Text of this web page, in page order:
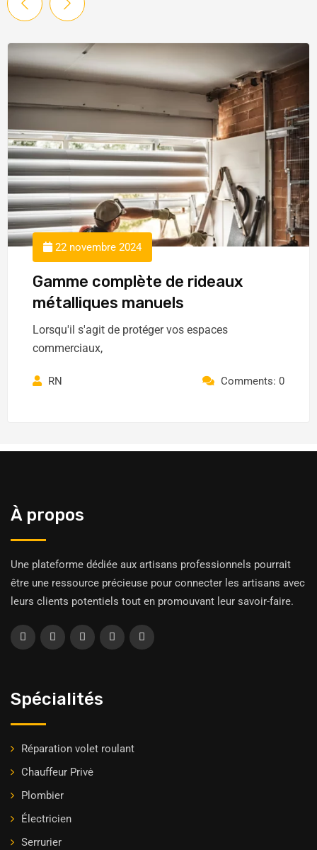
22 novembre 2024
Gamme complète de rideaux
métalliques manuels
Lorsqu'il s'agit de protéger vos espaces
commerciaux,
RN Comments: 0
À propos
Une plateforme dédiée aux artisans professionnels pourrait
être une ressource précieuse pour connecter les artisans avec
leurs clients potentiels tout en promouvant leur savoir-faire.
Spécialités
Réparation volet roulant
Chauffeur Privė
Plombier
Électricien
Serrurier